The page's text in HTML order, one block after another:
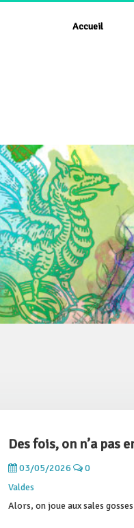
Accueil
Des fois, on n’a pas
03/05/2026
0
Valdes
Alors, on joue aux sales